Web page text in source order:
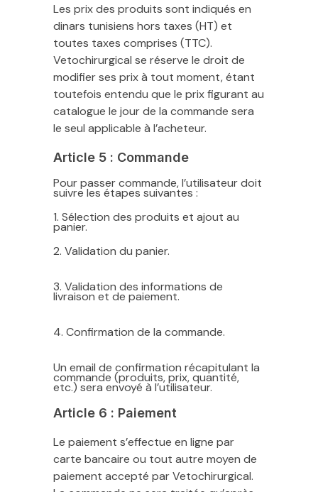
Les prix des produits sont indiqués en
dinars tunisiens hors taxes (HT) et
toutes taxes comprises (TTC).
Vetochirurgical se réserve le droit de
modifier ses prix à tout moment, étant
toutefois entendu que le prix figurant au
catalogue le jour de la commande sera
le seul applicable à l’acheteur.
Article 5 : Commande
Pour passer commande, l’utilisateur doit
suivre les étapes suivantes :
1. Sélection des produits et ajout au
panier.
2. Validation du panier.
3. Validation des informations de
livraison et de paiement.
4. Confirmation de la commande.
Un email de confirmation récapitulant la
commande (produits, prix, quantité,
etc.) sera envoyé à l’utilisateur.
Article 6 : Paiement
Le paiement s’effectue en ligne par
carte bancaire ou tout autre moyen de
paiement accepté par Vetochirurgical.